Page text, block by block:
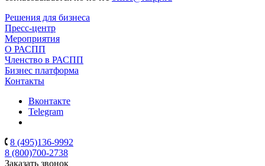
Решения для бизнеса
Пресс-центр
Мероприятия
О РАСПП
Членство в РАСПП
Бизнес платформа
Контакты
Вконтакте
Telegram
8 (495)136-9992
8 (800)700-2738
Заказать звонок